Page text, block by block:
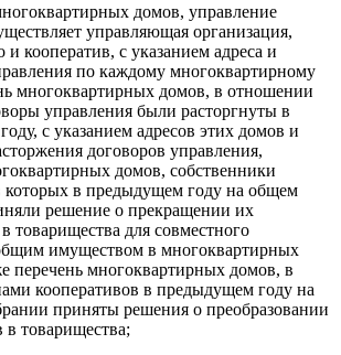
домов, управление
управляющая организация,
и кооператив, с указанием адреса и
по каждому многоквартирному
многоквартирных домов, в отношении
управления были расторгнуты в
с указанием адресов этих домов и
договоров управления,
домов, собственники
в предыдущем году на общем
решение о прекращении их
товарищества для совместного
имуществом в многоквартирных
перечень многоквартирных домов, в
кооперативов в предыдущем году на
приняты решения о преобразовании
в товарищества;